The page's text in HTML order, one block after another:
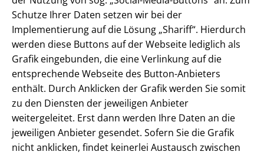
Schutze Ihrer Daten setzen wir bei der
Implementierung auf die Lösung „Shariff“. Hierdurch
werden diese Buttons auf der Webseite lediglich als
Grafik eingebunden, die eine Verlinkung auf die
entsprechende Webseite des Button-Anbieters
enthält. Durch Anklicken der Grafik werden Sie somit
zu den Diensten der jeweiligen Anbieter
weitergeleitet. Erst dann werden Ihre Daten an die
jeweiligen Anbieter gesendet. Sofern Sie die Grafik
nicht anklicken, findet keinerlei Austausch zwischen